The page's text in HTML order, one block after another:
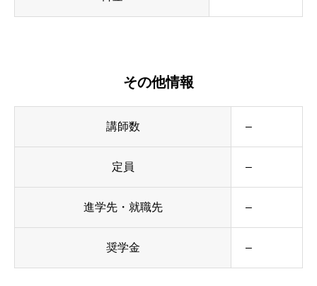
その他情報
講師数 –
定員 –
進学先・就職先 –
奨学金 –